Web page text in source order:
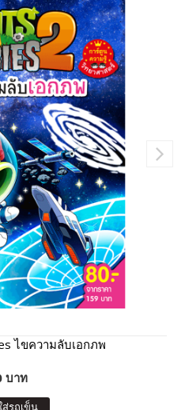
ไขความลับเอกภพ
บาท
รถเข็น